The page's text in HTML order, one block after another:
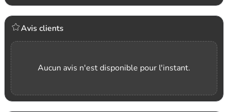
Avis clients
Aucun avis n'est disponible pour l'instant.